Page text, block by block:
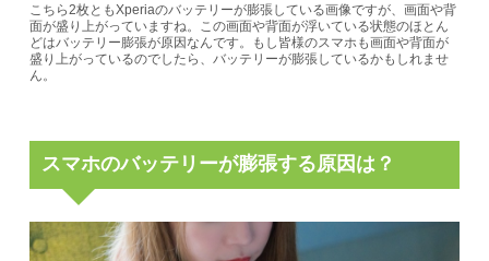
こちら2枚ともXperiaのバッテリーが膨張している画像ですが、画面や背
面が盛り上がっていますね。この画面や背面が浮いている状態のほとん
どはバッテリー膨張が原因なんです。もし皆様のスマホも画面や背面が
盛り上がっているのでしたら、バッテリーが膨張しているかもしれませ
ん。
スマホのバッテリーが膨張する原因は？